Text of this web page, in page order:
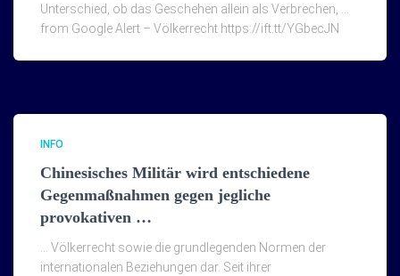
Unterschied, ob das Geschehen allein als Verbrechen, …
from Google Alert – Völkerrecht https://ift.tt/YGbecJN
INFO
Chinesisches Militär wird entschiedene
Gegenmaßnahmen gegen jegliche
provokativen …
… Völkerrecht sowie die grundlegenden Normen der
internationalen Beziehungen dar. Seit ihrer